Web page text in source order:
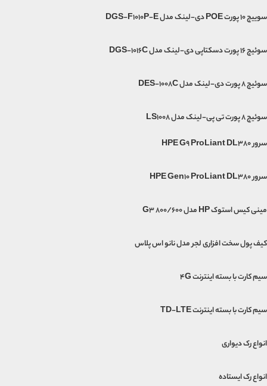
سوییچ 10 پورت POE دی-لینک مدل DGS-F1010P-E
سوئیچ 16 پورت دسکتاپی دی-لینک مدل DGS-1016C
سوئیچ 8 پورت دی-لینک مدل DES-1008C
سوئیچ ۸ پورت تی پی-لینک مدل LS1008
سرور HPE G9 ProLiant DL380
سرور HPE Gen10 ProLiant DL380
مینی‌ کیس استوک HP مدل G3 800/600
کیف پول سخت افزاری لجر مدل نانو اس پلاس
سیم کارت با بسته اینترنت 4G
سیم کارت با بسته اینترنت TD-LTE
انواع رک دیواری
انواع رک ایستاده